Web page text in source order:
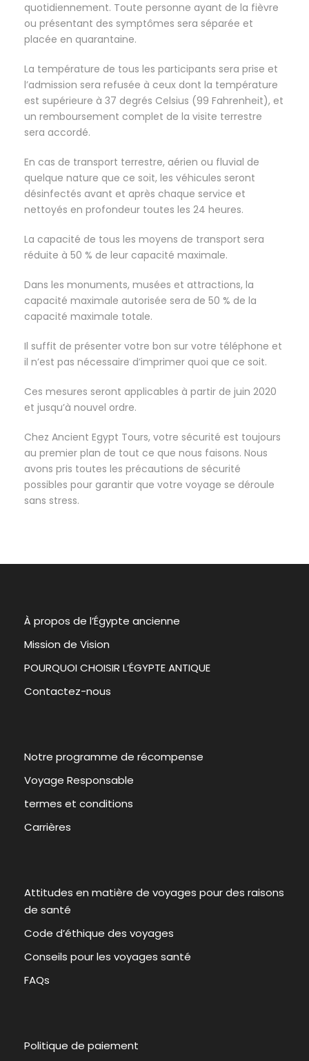
quotidiennement. Toute personne ayant de la fièvre
ou présentant des symptômes sera séparée et
placée en quarantaine.
La température de tous les participants sera prise et
l’admission sera refusée à ceux dont la température
est supérieure à 37 degrés Celsius (99 Fahrenheit), et
un remboursement complet de la visite terrestre
sera accordé.
En cas de transport terrestre, aérien ou fluvial de
quelque nature que ce soit, les véhicules seront
désinfectés avant et après chaque service et
nettoyés en profondeur toutes les 24 heures.
La capacité de tous les moyens de transport sera
réduite à 50 % de leur capacité maximale.
Dans les monuments, musées et attractions, la
capacité maximale autorisée sera de 50 % de la
capacité maximale totale.
Il suffit de présenter votre bon sur votre téléphone et
il n’est pas nécessaire d’imprimer quoi que ce soit.
Ces mesures seront applicables à partir de juin 2020
et jusqu’à nouvel ordre.
Chez Ancient Egypt Tours, votre sécurité est toujours
au premier plan de tout ce que nous faisons. Nous
avons pris toutes les précautions de sécurité
possibles pour garantir que votre voyage se déroule
sans stress.
À propos de l’Égypte ancienne
Mission de Vision
POURQUOI CHOISIR L’ÉGYPTE ANTIQUE
Contactez-nous
Notre programme de récompense
Voyage Responsable
termes et conditions
Carrières
Attitudes en matière de voyages pour des raisons
de santé
Code d’éthique des voyages
Conseils pour les voyages santé
FAQs
Politique de paiement